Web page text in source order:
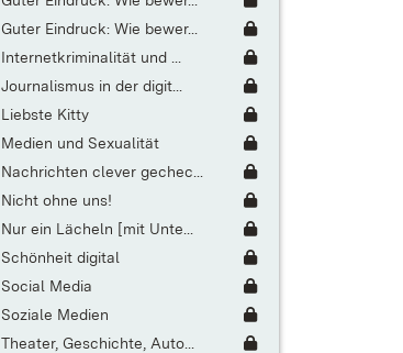
Guter Eindruck: Wie bewer...
Internetkriminalität und ...
Journalismus in der digit...
Liebste Kitty
Medien und Sexualität
Nachrichten clever gechec...
Nicht ohne uns!
Nur ein Lächeln [mit Unte...
Schönheit digital
Social Media
Soziale Medien
Theater, Geschichte, Auto...